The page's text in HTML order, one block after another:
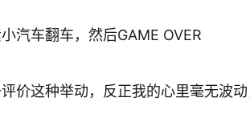
汽车翻车，然后GAME OVER
价这种举动，反正我的心里毫无波